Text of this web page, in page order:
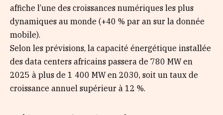
affiche l’une des croissances numériques les plus
dynamiques au monde (+40 % par an sur la donnée
mobile).
Selon les prévisions, la capacité énergétique installée
des data centers africains passera de 780 MW en
2025 à plus de 1 400 MW en 2030, soit un taux de
croissance annuel supérieur à 12 %.